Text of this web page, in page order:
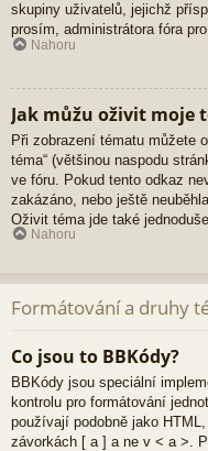
skupiny uživatelů, jejichž
prosím, administrátora fóra
Nahoru
Jak můžu oživit moje
Při zobrazení tématu můžete
téma“ (většinou naspodu
ve fóru. Pokud tento odkaz
zakázáno, nebo ještě
Oživit téma jde také
Nahoru
Formátování a druhy
Co jsou to BBKódy?
BBKódy jsou speciální
kontrolu pro formátování
používají podobně jako
závorkách [ a ] a ne v < a >.